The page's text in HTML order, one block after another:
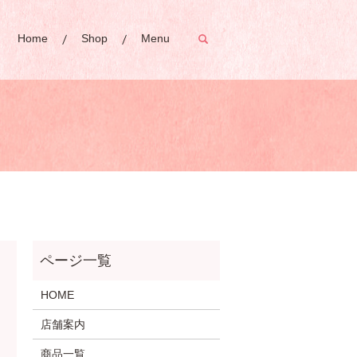
Home Shop Menu search
HOME
店舗案内
商品一覧